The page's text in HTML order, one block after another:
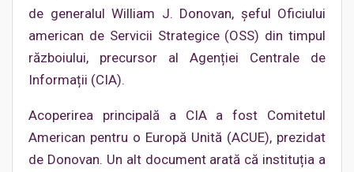
de generalul William J. Donovan, șeful Oficiului
american de Servicii Strategice (OSS) din timpul
războiului, precursor al Agenției Centrale de
Informații (CIA).
Acoperirea principală a CIA a fost Comitetul
American pentru o Europă Unită (ACUE), prezidat
de Donovan. Un alt document arată că instituția a